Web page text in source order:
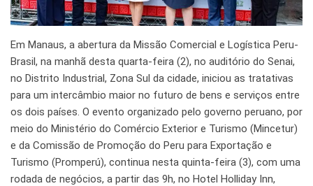
Em Manaus, a abertura da Missão Comercial e Logística Peru-
Brasil, na manhã desta quarta-feira (2), no auditório do Senai,
no Distrito Industrial, Zona Sul da cidade, iniciou as tratativas
para um intercâmbio maior no futuro de bens e serviços entre
os dois países. O evento organizado pelo governo peruano, por
meio do Ministério do Comércio Exterior e Turismo (Mincetur)
e da Comissão de Promoção do Peru para Exportação e
Turismo (Promperú), continua nesta quinta-feira (3), com uma
rodada de negócios, a partir das 9h, no Hotel Holliday Inn,